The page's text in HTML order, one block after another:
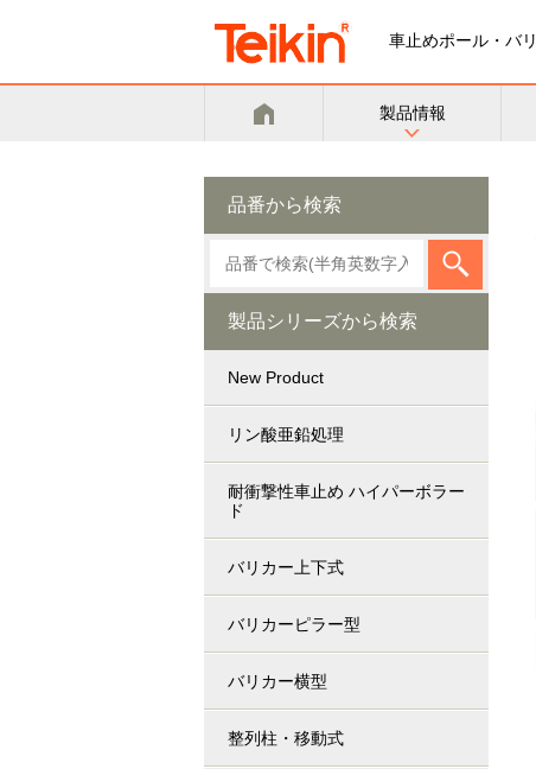
車止めポール・バ
製品情報
品番から検索
製品シリーズから検索
New Product
リン酸亜鉛処理
耐衝撃性車止め ハイパーボラー
ド
バリカー上下式
バリカーピラー型
バリカー横型
整列柱・移動式